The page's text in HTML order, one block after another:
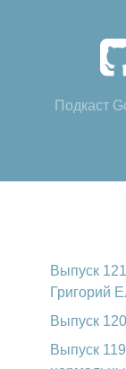
Подкаст
Выпуск
Григорий
Выпуск 120
Выпуск